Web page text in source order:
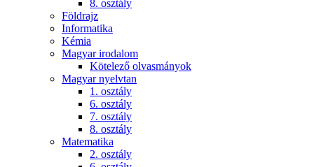
8. osztály
Földrajz
Informatika
Kémia
Magyar irodalom
Kötelező olvasmányok
Magyar nyelvtan
1. osztály
6. osztály
7. osztály
8. osztály
Matematika
2. osztály